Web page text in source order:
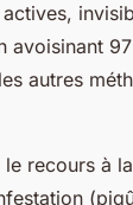
avoisinant
autres
le recours à